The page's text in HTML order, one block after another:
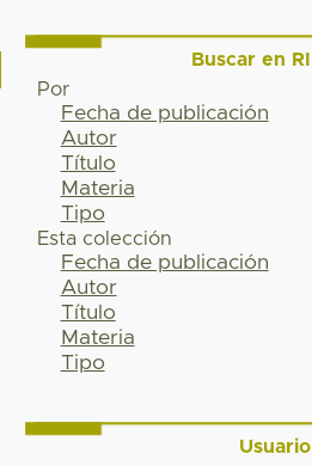
Buscar en RI
Por
Fecha de publicación
Autor
Título
Materia
Tipo
Esta colección
Fecha de publicación
Autor
Título
Materia
Tipo
Usuario